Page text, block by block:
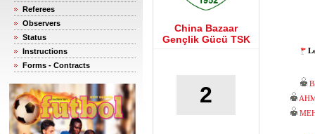
Referees
Observers
Status
Instructions
Forms - Contracts
China Bazaar
Gençlik Gücü TSK
2